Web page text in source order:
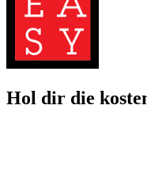
Hol dir die